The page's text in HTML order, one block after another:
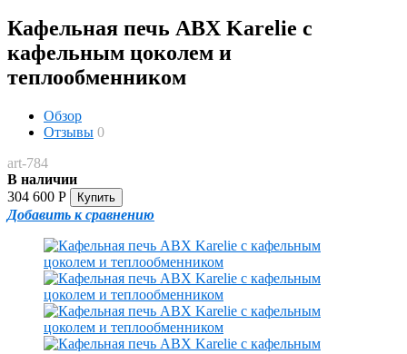
Кафельная печь ABX Karelie с
кафельным цоколем и
теплообменником
Обзор
Отзывы 0
art-784
В наличии
304 600 Р
Добавить к сравнению